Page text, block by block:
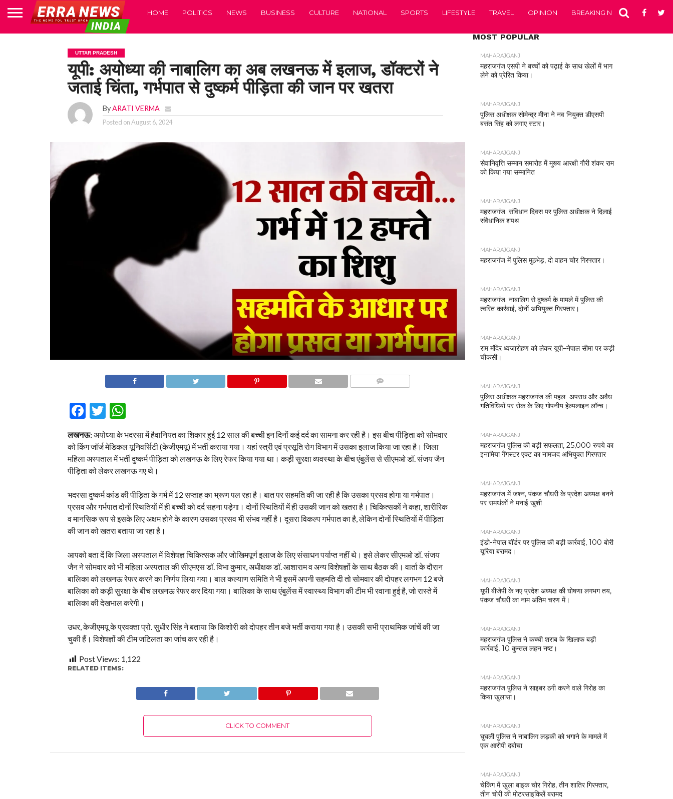
HOME POLITICS NEWS BUSINESS CULTURE NATIONAL SPORTS LIFESTYLE TRAVEL OPINION BREAKING NEWS
UTTAR PRADESH
यूपी: अयोध्या की नाबालिग का अब लखनऊ में इलाज, डॉक्टरों ने
जताई चिंता, गर्भपात से दुष्कर्म पीड़िता की जान पर खतरा
ByARATI VERMA
Posted onAugust 6, 2024
Facebook
Twitter
WhatsApp
लखनऊ:अयोध्या के भदरसा में हैवानियत का शिकार हुई 12 साल की बच्ची इन दिनों कई दर्द का सामना कर रही है। इस बीच पीड़िता को सोमवार
को किंग जॉर्ज मेडिकल यूनिवर्सिटी (केजीएमयू) में भर्ती कराया गया। यहां स्त्री एवं प्रसूति रोग विभाग में उसका इलाज किया जा रहा है। जिला
महिला अस्पताल में भर्ती दुष्कर्म पीड़िता को लखनऊ के लिए रेफर किया गया था। कड़ी सुरक्षा व्यवस्था के बीच एंबुलेंस से सीएमओ डॉ. संजय जैन
पीड़िता को लेकर लखनऊ गए थे।
भदरसा दुष्कर्म कांड की पीड़िता के गर्भ में 12 सप्ताह का भ्रूण पल रहा है। बात पर सहमति की जा रही है कि उसका प्रसव होगा या गर्भपात।
प्रसव और गर्भपात दोनों स्थितियों में ही बच्ची को दर्द सहना पड़ेगा। दोनों स्थितियों में ही उसकी जान को खतरा है। चिकित्सकों ने कहा, शारीरिक
व मानसिक रूप से इसके लिए अक्षम होने के कारण उसका प्रसव भी संभव नहीं है। दूसरा विकल्प गर्भपात का है, लेकिन दोनों स्थितियों में पीड़िता
की जान को खतरा बताया जा रहा है।
आपको बता दें कि जिला अस्पताल में विशेषज्ञ चिकित्सक और जोखिमपूर्ण इलाज के लिए संसाधन पर्याप्त नहीं थे। इसे लेकर सीएमओ डॉ. संजय
जैन ने सोमवार को भी महिला अस्पताल की सीएमएस डॉ. विभा कुमार, अधीक्षक डॉ. आशाराम व अन्य विशेषज्ञों के साथ बैठक की। वार्ता के दौरान
बालिका को लखनऊ रेफर करने का निर्णय लिया गया। बाल कल्याण समिति ने भी इसमें अपनी सहमति दी तो सोमवार की दोपहर लगभग 12 बजे
बालिका को कड़ी सुरक्षा के बीच लखनऊ रेफर कर दिया गया। बालिका के साथ एंबुलेंस में स्वास्थ्य विभाग की टीम भी रवाना हुई है, जो रास्ते में
बालिका की देखभाल करेगी।
उधर, केजीएमयू के प्रवक्ता प्रो. सुधीर सिंह ने बताया कि किशोरी को दोपहर तीन बजे भर्ती कराया गया है। उसकी सभी प्राथमिक जांचें की जा
चुकी हैं। विशेषज्ञों की टीम जटिलता का जांच कर रही है।
Post Views: 1,122
RELATED ITEMS:
CLICK TO COMMENT
MOST POPULAR
MAHARAJGANJ
महराजगंज एसपी ने बच्चों को पढ़ाई के साथ खेलों में भाग
लेने को प्रेरित किया।
MAHARAJGANJ
पुलिस अधीक्षक सोमेन्द्र मीना ने नव नियुक्त डीएसपी
बसंत सिंह को लगाए स्टार।
MAHARAJGANJ
सेवानिवृत्ति सम्मान समारोह में मुख्य आरक्षी गौरी शंकर राम
को किया गया सम्मानित
MAHARAJGANJ
महराजगंज: संविधान दिवस पर पुलिस अधीक्षक ने दिलाई
संवैधानिक शपथ
MAHARAJGANJ
महराजगंज में पुलिस मुठभेड़, दो वाहन चोर गिरफ्तार।
MAHARAJGANJ
महराजगंज: नाबालिग से दुष्कर्म के मामले में पुलिस की
त्वरित कार्रवाई, दोनों अभियुक्त गिरफ्तार।
MAHARAJGANJ
राम मंदिर ध्वजारोहण को लेकर यूपी–नेपाल सीमा पर कड़ी
चौकसी।
MAHARAJGANJ
पुलिस अधीक्षक महराजगंज की पहल अपराध और अवैध
गतिविधियों पर रोक के लिए गोपनीय हेल्पलाइन लॉन्च।
MAHARAJGANJ
महराजगंज पुलिस की बड़ी सफलता, 25,000 रुपये का
इनामिया गैंगस्टर एक्ट का नामजद अभियुक्त गिरफ्तार
MAHARAJGANJ
महराजगंज में जश्न, पंकज चौधरी के प्रदेश अध्यक्ष बनने
पर समर्थकों ने मनाई खुशी
MAHARAJGANJ
इंडो-नेपाल बॉर्डर पर पुलिस की बड़ी कार्रवाई, 100 बोरी
यूरिया बरामद।
MAHARAJGANJ
यूपी बीजेपी के नए प्रदेश अध्यक्ष की घोषणा लगभग तय,
पंकज चौधरी का नाम अंतिम चरण में।
MAHARAJGANJ
महराजगंज पुलिस ने कच्ची शराब के खिलाफ बड़ी
कार्रवाई, 10 कुन्तल लहन नष्ट।
MAHARAJGANJ
महराजगंज पुलिस ने साइबर ठगी करने वाले गिरोह का
किया खुलासा।
MAHARAJGANJ
घुघली पुलिस ने नाबालिग लड़की को भगाने के मामले में
एक आरोपी दबोचा
MAHARAJGANJ
चेकिंग में खुला बाइक चोर गिरोह, तीन शातिर गिरफ्तार,
तीन चोरी की मोटरसाइकिलें बरामद